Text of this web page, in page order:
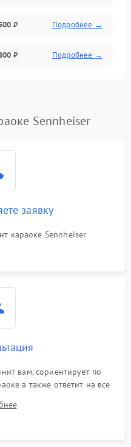
₽ Подробнее →
₽ Подробнее →
Sennheiser
заявку
караоке Sennheiser
вам, сориентирует по
а также ответит на все